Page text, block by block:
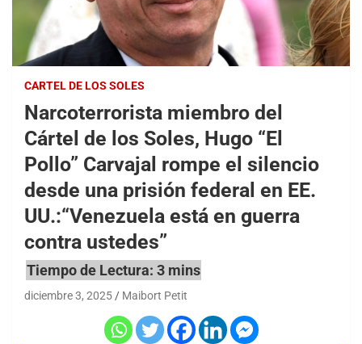
CARTEL DE LOS SOLES
Narcoterrorista miembro del
Cártel de los Soles, Hugo “El
Pollo” Carvajal rompe el silencio
desde una prisión federal en EE.
UU.:“Venezuela está en guerra
contra ustedes”
diciembre 3, 2025 Maibort Petit